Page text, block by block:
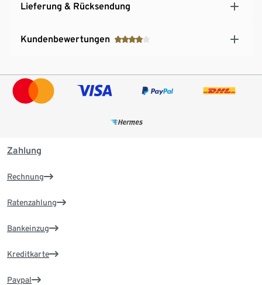
Lieferung & Rücksendung
Kundenbewertungen
Zahlung
Rechnung
Ratenzahlung
Bankeinzug
Kreditkarte
Paypal